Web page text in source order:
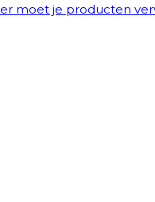
moet je producten